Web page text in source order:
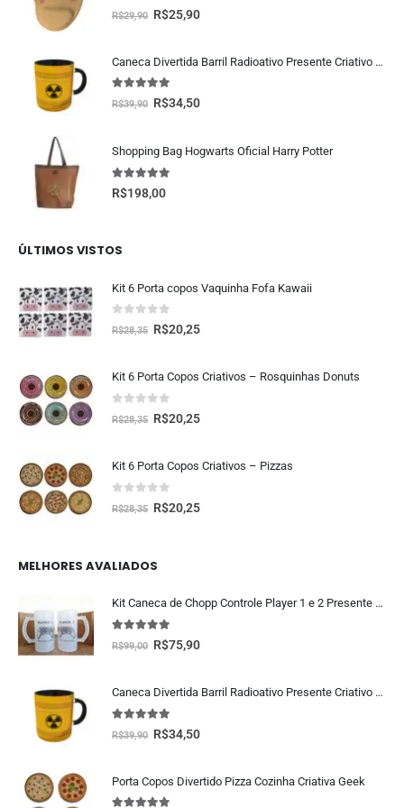
fora de 5
R$29,90 R$25,90
Caneca Divertida Barril Radioativo Presente Criativo Geek
5.00 fora de 5
R$39,90 R$34,50
Shopping Bag Hogwarts Oficial Harry Potter
5.00 fora de 5
R$198,00
ÚLTIMOS VISTOS
Kit 6 Porta copos Vaquinha Fofa Kawaii
fora de 5
R$28,35 R$20,25
Kit 6 Porta Copos Criativos – Rosquinhas Donuts
fora de 5
R$28,35 R$20,25
Kit 6 Porta Copos Criativos – Pizzas
fora de 5
R$28,35 R$20,25
MELHORES AVALIADOS
Kit Caneca de Chopp Controle Player 1 e 2 Presente Namorados
5.00 fora de 5
R$99,00 R$75,90
Caneca Divertida Barril Radioativo Presente Criativo Geek
fora de 5
R$39,90 R$34,50
Porta Copos Divertido Pizza Cozinha Criativa Geek